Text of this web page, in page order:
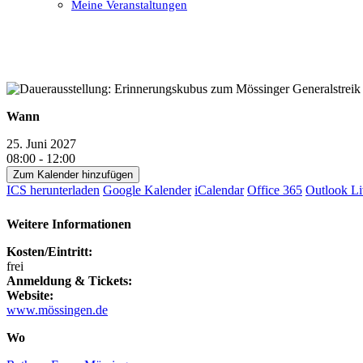
Meine Veranstaltungen
Wann
25. Juni 2027
08:00 - 12:00
Zum Kalender hinzufügen
ICS herunterladen Google Kalender iCalendar Office 365 Outlook
Weitere Informationen
Kosten/Eintritt:
frei
Anmeldung & Tickets:
Website:
www.mössingen.de
Wo